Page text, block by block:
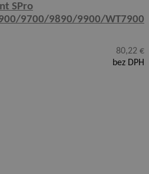
SPro
9700/9890/9900/WT7900
80,22 €
bez DPH